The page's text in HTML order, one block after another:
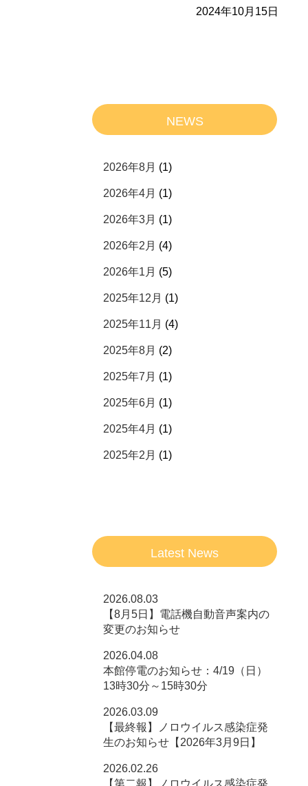
2024年10月15日
NEWS
2026年8月 (1)
2026年4月 (1)
2026年3月 (1)
2026年2月 (4)
2026年1月 (5)
2025年12月 (1)
2025年11月 (4)
2025年8月 (2)
2025年7月 (1)
2025年6月 (1)
2025年4月 (1)
2025年2月 (1)
Latest News
2026.08.03
【8月5日】電話機自動音声案内の
変更のお知らせ
2026.04.08
本館停電のお知らせ：4/19（日）
13時30分～15時30分
2026.03.09
【最終報】ノロウイルス感染症発
生のお知らせ【2026年3月9日】
2026.02.26
【第二報】ノロウイルス感染症発